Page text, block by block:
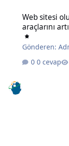
Web sitesi
araçlarını
Gönderen:
0 cevap